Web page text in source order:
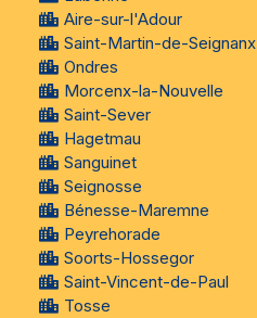
Aire-sur-l'Adour
Saint-Martin-de-Seignanx
Ondres
Morcenx-la-Nouvelle
Saint-Sever
Hagetmau
Sanguinet
Seignosse
Bénesse-Maremne
Peyrehorade
Soorts-Hossegor
Saint-Vincent-de-Paul
Tosse